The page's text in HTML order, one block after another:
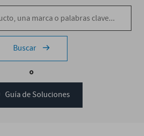
Buscar
o
Guía de Soluciones